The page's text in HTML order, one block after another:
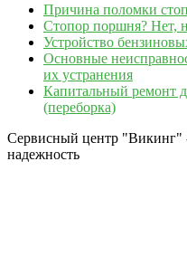
Причина поломки
Стопор поршня? Нет,
Устройство
Основные
их устранения
Капитальный ремонт
(переборка)
Сервисный центр "Викинг"
надежность